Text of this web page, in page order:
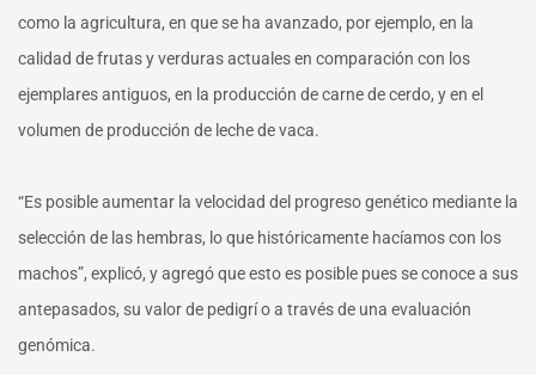
como la agricultura, en que se ha avanzado, por ejemplo, en la
calidad de frutas y verduras actuales en comparación con los
ejemplares antiguos, en la producción de carne de cerdo, y en el
volumen de producción de leche de vaca.
“Es posible aumentar la velocidad del progreso genético mediante la
selección de las hembras, lo que históricamente hacíamos con los
machos”, explicó, y agregó que esto es posible pues se conoce a sus
antepasados, su valor de pedigrí o a través de una evaluación
genómica.